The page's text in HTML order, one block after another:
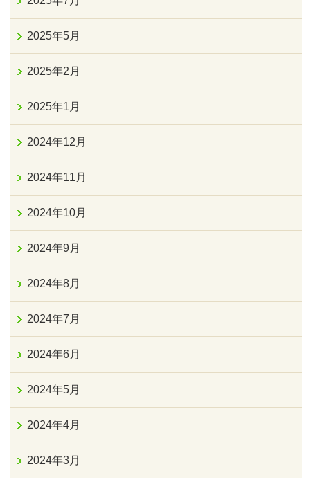
2025年5月
2025年2月
2025年1月
2024年12月
2024年11月
2024年10月
2024年9月
2024年8月
2024年7月
2024年6月
2024年5月
2024年4月
2024年3月